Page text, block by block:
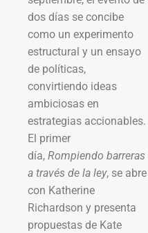
dos días se concibe
como un experimento
estructural y un ensayo
de políticas,
convirtiendo ideas
ambiciosas en
estrategias accionables.
El primer
día, Rompiendo barreras
a través de la ley, se abre
con Katherine
Richardson y presenta
propuestas de Kate